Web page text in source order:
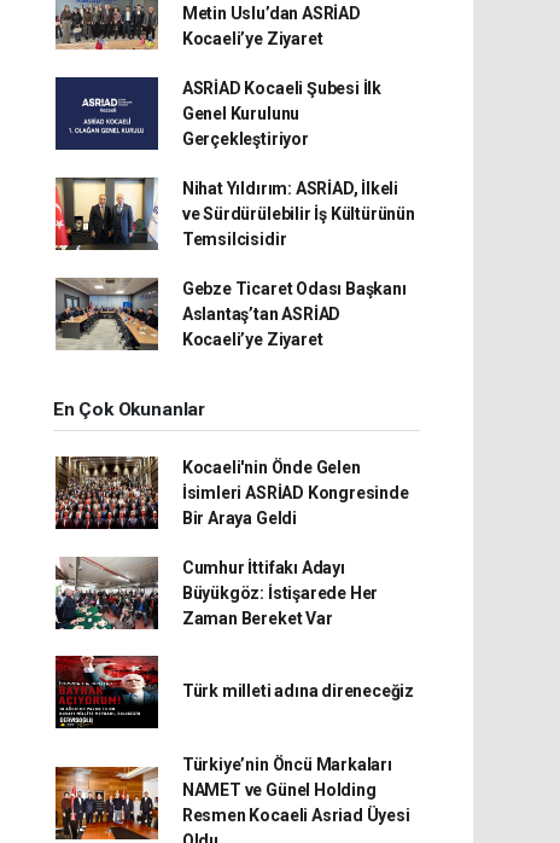
Metin Uslu’dan ASRİAD
Kocaeli’ye Ziyaret
ASRİAD Kocaeli Şubesi İlk
Genel Kurulunu
Gerçekleştiriyor
Nihat Yıldırım: ASRİAD, İlkeli
ve Sürdürülebilir İş Kültürünün
Temsilcisidir
Gebze Ticaret Odası Başkanı
Aslantaş’tan ASRİAD
Kocaeli’ye Ziyaret
En Çok Okunanlar
Kocaeli'nin Önde Gelen
İsimleri ASRİAD Kongresinde
Bir Araya Geldi
Cumhur İttifakı Adayı
Büyükgöz: İstişarede Her
Zaman Bereket Var
Türk milleti adına direneceğiz
Türkiye’nin Öncü Markaları
NAMET ve Günel Holding
Resmen Kocaeli Asriad Üyesi